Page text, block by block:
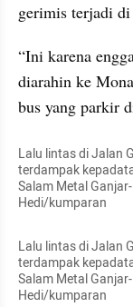
gerimis terjadi
“Ini karena
diarahin ke
bus yang parkir
Lalu lintas di Jalan
terdampak
Salam Metal
Hedi/kumparan
Lalu lintas di Jalan
terdampak
Salam Metal
Hedi/kumparan